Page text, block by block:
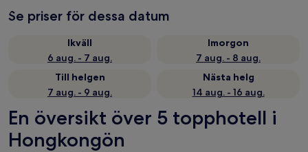
Se priser för dessa datum
Ikväll
6 aug. - 7 aug.
Imorgon
7 aug. - 8 aug.
Till helgen
7 aug. - 9 aug.
Nästa helg
14 aug. - 16 aug.
En översikt över 5 topphotell i
Hongkongön